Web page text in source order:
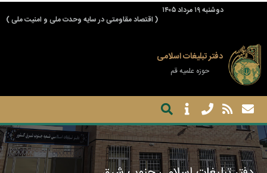
دوشنبه ۱۹ مرداد ۱۴۰۵
( اقتصاد مقاومتی در سایه وحدت ملی و امنیت ملی )
دفتر تبلیغات اسلامی
حوزه علمیه قم